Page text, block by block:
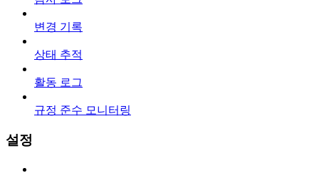
변경 기록
상태 추적
활동 로그
규정 준수 모니터링
설정